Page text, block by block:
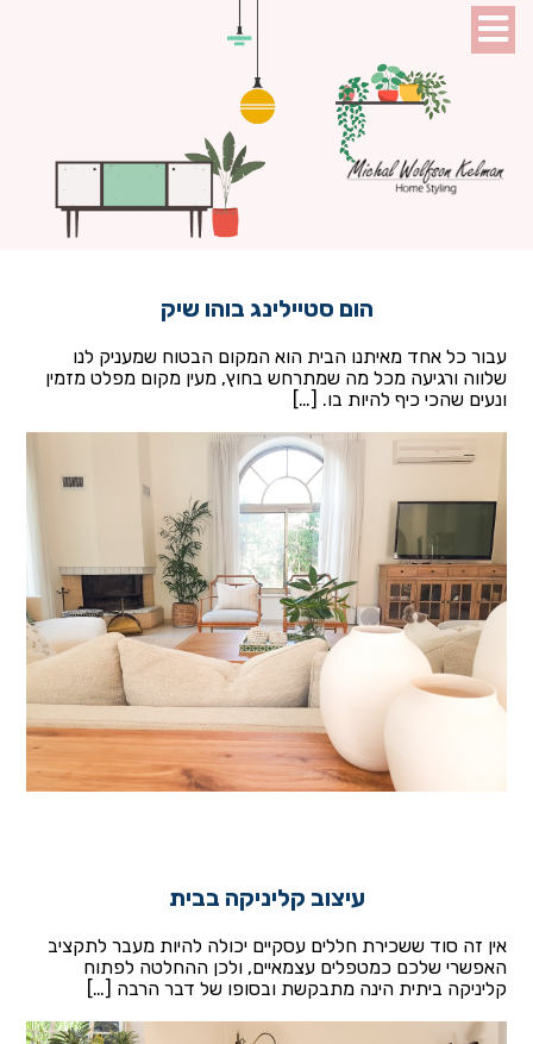
הום סטיילינג בוהו שיק
עבור כל אחד מאיתנו הבית הוא המקום הבטוח שמעניק לנו
שלווה ורגיעה מכל מה שמתרחש בחוץ, מעין מקום מפלט מזמין
ונעים שהכי כיף להיות בו. […]
עיצוב קליניקה בבית
אין זה סוד ששכירת חללים עסקיים יכולה להיות מעבר לתקציב
האפשרי שלכם כמטפלים עצמאיים, ולכן ההחלטה לפתוח
קליניקה ביתית הינה מתבקשת ובסופו של דבר הרבה […]